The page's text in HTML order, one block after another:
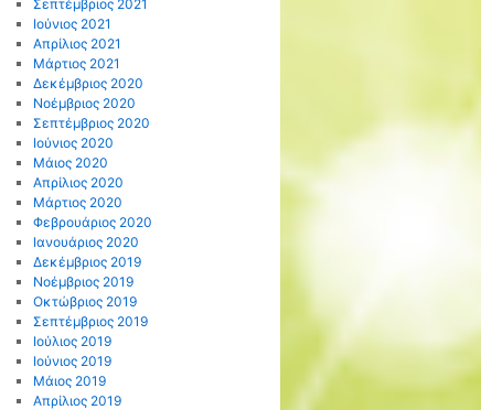
Σεπτέμβριος 2021
Ιούνιος 2021
Απρίλιος 2021
Μάρτιος 2021
Δεκέμβριος 2020
Νοέμβριος 2020
Σεπτέμβριος 2020
Ιούνιος 2020
Μάιος 2020
Απρίλιος 2020
Μάρτιος 2020
Φεβρουάριος 2020
Ιανουάριος 2020
Δεκέμβριος 2019
Νοέμβριος 2019
Οκτώβριος 2019
Σεπτέμβριος 2019
Ιούλιος 2019
Ιούνιος 2019
Μάιος 2019
Απρίλιος 2019